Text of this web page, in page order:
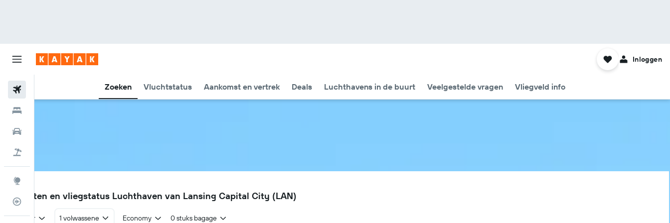
Zoeken Vluchtstatus Aankomst en vertrek Deals Luchthavens in de buurt Veelgestelde vragen Vliegveld info
Inloggen
Vluchtstatus info
LAN
Vluchten en vliegstatus Luchthaven van Lansing Capital City (LAN)
Retour 1 volwassene Economy 0 stuks bagage